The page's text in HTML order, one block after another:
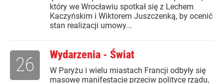
który we Wrocławiu spotkał się z Lechem
Kaczyńskim i Wiktorem Juszczenką, by ocenić
stan realizacji umowy...
Wydarzenia - Świat
W Paryżu i wielu miastach Francji odbyły się
masowe manifestacje przeciw polityce rządu,
26